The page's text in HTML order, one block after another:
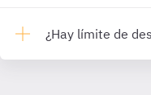
¿Hay límite de